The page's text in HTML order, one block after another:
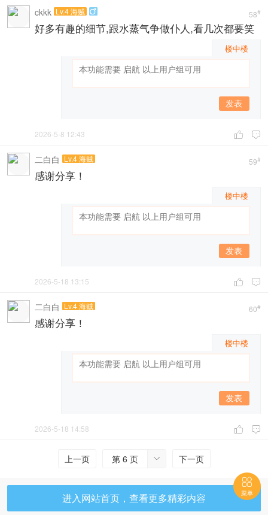
58#
ckkk Lv.4 海贼 
好多有趣的细节,跟水蒸气争做仆人,看几次都要笑
楼中楼
发表
 
2026-5-8 12:43
59#
二白白 Lv.4 海贼
感谢分享！
楼中楼
发表
 
2026-5-18 13:15
60#
二白白 Lv.4 海贼
感谢分享！
楼中楼
发表
 
2026-5-18 14:58
上一页 
第 6 页 下一页
进入网站首页，查看更多精彩内容

菜单